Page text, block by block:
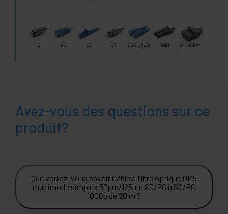
Avez-vous des questions sur ce
produit?
Que voulez-vous savoir Câble à fibre optique OM5
multimode simplex 50µm/125µm SC/PC à SC/PC
100Gb de 20 m ?